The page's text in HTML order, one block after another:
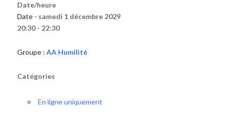
Date/heure
Date - samedi 1 décembre 2029
20:30 - 22:30
Groupe : AA Humilité
Catégories
En ligne uniquement